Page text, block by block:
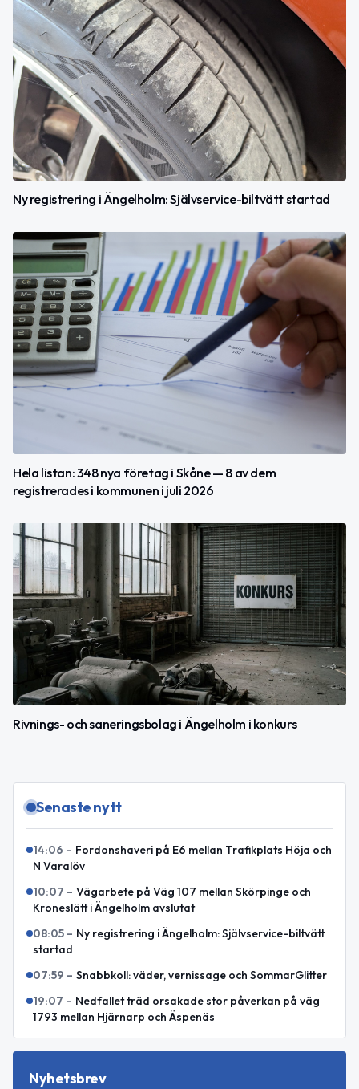
Ny registrering i Ängelholm: Självservice-biltvätt startad
Hela listan: 348 nya företag i Skåne — 8 av dem
registrerades i kommunen i juli 2026
Rivnings- och saneringsbolag i Ängelholm i konkurs
Senaste nytt
14:06 – Fordonshaveri på E6 mellan Trafikplats Höja och
N Varalöv
10:07 – Vägarbete på Väg 107 mellan Skörpinge och
Kroneslätt i Ängelholm avslutat
08:05 – Ny registrering i Ängelholm: Självservice-biltvätt
startad
07:59 – Snabbkoll: väder, vernissage och SommarGlitter
19:07 – Nedfallet träd orsakade stor påverkan på väg
1793 mellan Hjärnarp och Äspenäs
Nyhetsbrev